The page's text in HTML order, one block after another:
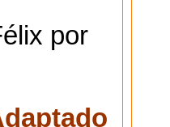
por